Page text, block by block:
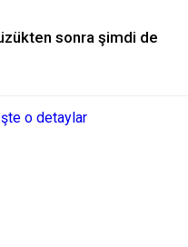
sonra şimdi de